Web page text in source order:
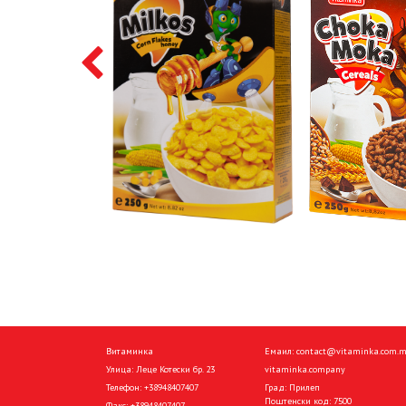
Витаминка
Улица: Леце Котески бр. 23
Телефон: +38948407407
Емаил:
vitaminka.company
Град: Прилеп
Поштенски код: 7500